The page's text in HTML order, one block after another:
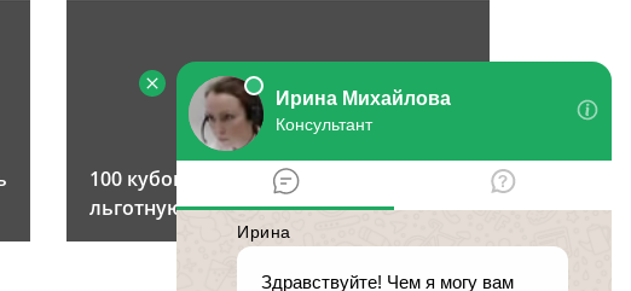
100 кубов леса: как получить
льготную древесину?